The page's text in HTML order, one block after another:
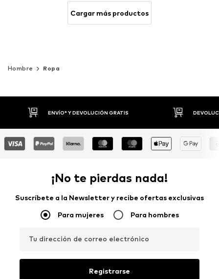
Cargar más productos
Hombre Ropa
DEVOLUCIONES HASTA 30 DÍAS
¡No te pierdas nada!
Suscríbete a la Newsletter y recibe ofertas exclusivas
Para mujeres Para hombres
Tu dirección de correo electrónico
Registrarse